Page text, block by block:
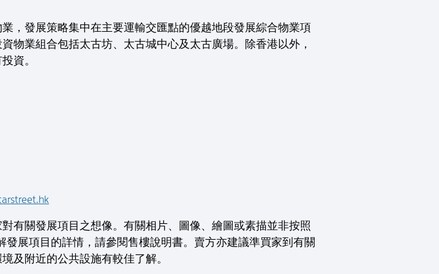
，發展策略集中在主要運輸交匯點的優越地段發展綜合物業項
物業組合包括太古坊、太古城中心及太古廣場。除香港以外，
資。
有關發展項目之想像。有關相片、圖像、繪圖或素描並非按照
展項目的詳情，請參閱售樓說明書。賣方亦建議準買家到有關
及附近的公共設施有較佳了解。